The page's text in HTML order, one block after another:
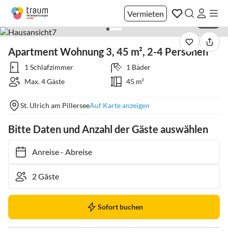
Vermieten
Apartment Wohnung 3, 45 m², 2-4 Personen
1 Schlafzimmer
1 Bäder
Max. 4 Gäste
45 m²
St. Ulrich am PillerseeAuf Karte anzeigen
Bitte Daten und Anzahl der Gäste auswählen
Anreise- Abreise
Sofort buchen